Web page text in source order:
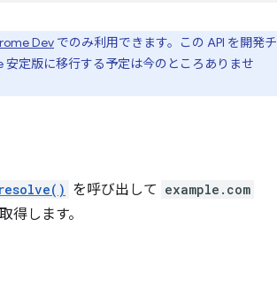
Dev でのみ利用できます。この API を開発チ
安定版に移行する予定は今のところありませ
resolve() を呼び出して example.com
得します。